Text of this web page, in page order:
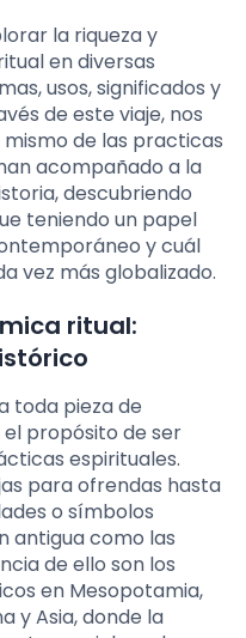
la riqueza y
en diversas
usos, significados y
de este viaje, nos
de las practicas
acompañado a la
descubriendo
teniendo un papel
y cuál
vez más globalizado.
ritual:
toda pieza de
propósito de ser
espirituales.
para ofrendas hasta
o símbolos
antigua como las
de ello son los
en Mesopotamia,
y Asia, donde la